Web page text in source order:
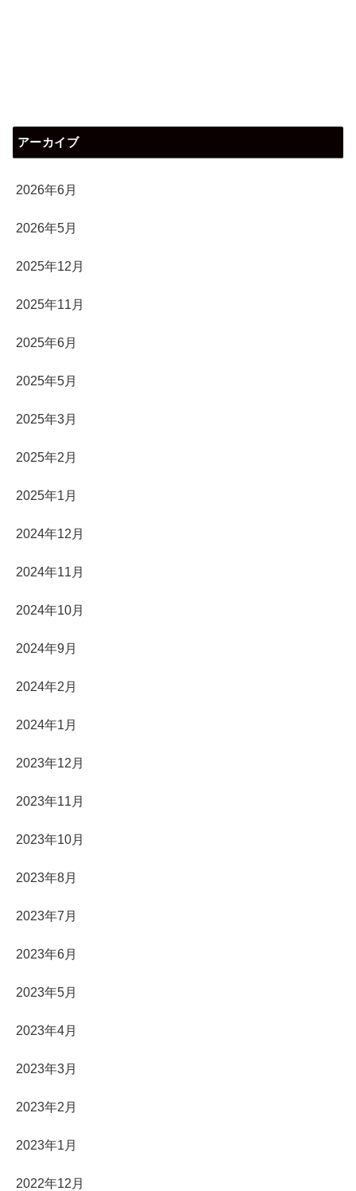
アーカイブ
2026年6月
2026年5月
2025年12月
2025年11月
2025年6月
2025年5月
2025年3月
2025年2月
2025年1月
2024年12月
2024年11月
2024年10月
2024年9月
2024年2月
2024年1月
2023年12月
2023年11月
2023年10月
2023年8月
2023年7月
2023年6月
2023年5月
2023年4月
2023年3月
2023年2月
2023年1月
2022年12月